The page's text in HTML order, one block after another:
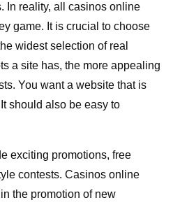
In reality, all casinos online
game. It is crucial to choose
widest selection of real
a site has, the more appealing
You want a website that is
should also be easy to
exciting promotions, free
contests. Casinos online
the promotion of new